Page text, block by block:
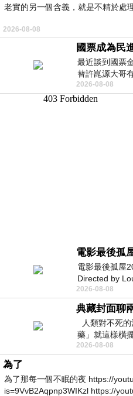
老實的另一個含義，就是不精於處
2026-08-08
最近談到國票
替許崑源大哥
其實就是想要
2026-08-08
電影最後孤屋
Directed by
Robinson
2026-08-08
典藏封面聊
人類對不死
藥」就這樣橫
停止衰老、痛
2026-08-08
為了
為了那每一個不眠的夜 https://
is=9VvB2Aqpnp3WIKzl https://